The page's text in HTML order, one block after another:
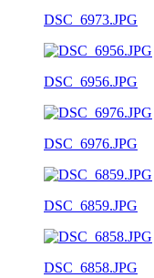
DSC_6973.JPG
DSC_6956.JPG
DSC_6976.JPG
DSC_6859.JPG
DSC_6858.JPG